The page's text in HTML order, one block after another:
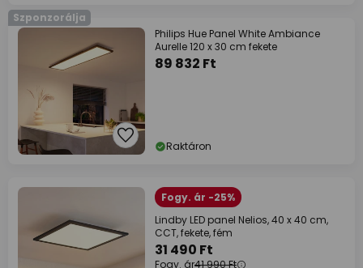
Szponzorálja
Philips Hue Panel White Ambiance
Aurelle 120 x 30 cm fekete
89 832 Ft
Raktáron
Fogy. ár -25%
Lindby LED panel Nelios, 40 x 40 cm,
CCT, fekete, fém
31 490 Ft
Fogy. ár41 990 Ft